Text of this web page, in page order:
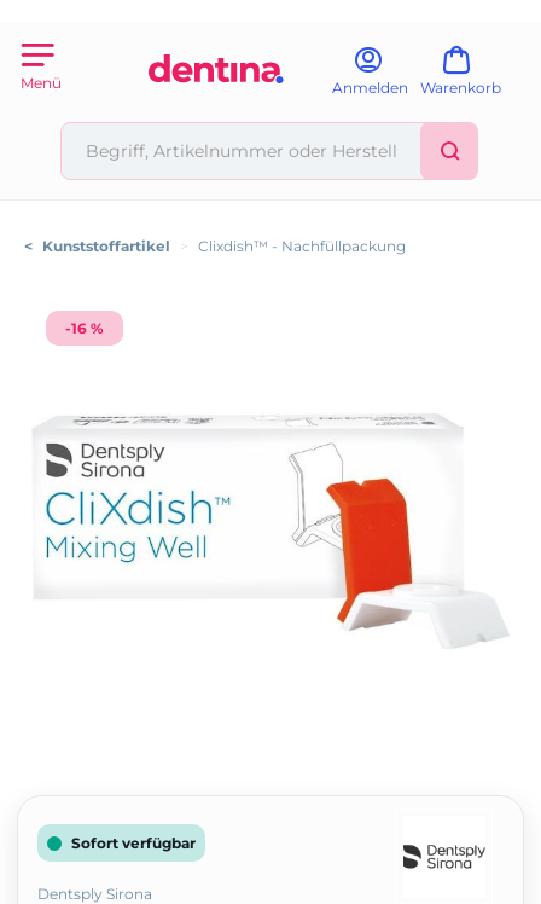
Menü Anmelden Warenkorb
< Kunststoffartikel > Clixdish™ - Nachfüllpackung
-16 %
Sofort verfügbar
Dentsply Sirona